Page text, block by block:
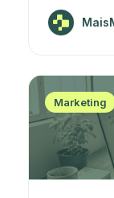
Marketing